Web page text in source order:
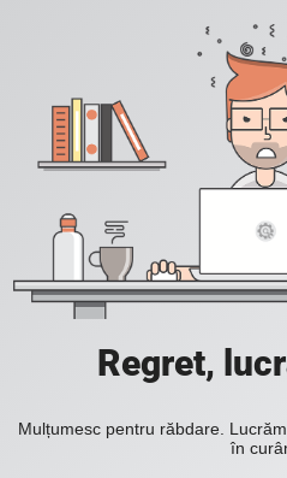
Regret,
Mulțumesc pentru răbdare.
în